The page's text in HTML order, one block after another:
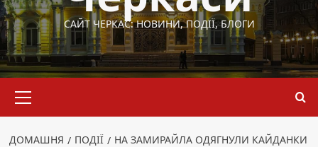
САЙТ ЧЕРКАС: НОВИНИ, ПОДІЇ, БЛОГИ
меню
ДОМАШНЯ ПОДІЇ
НА ЗАМИРАЙЛА ОДЯГНУЛИ КАЙДАНКИ